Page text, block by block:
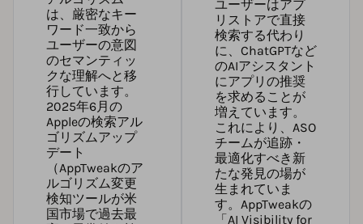
は、厳密なキー
ワード一致から
ユーザーの意図
のセマンティッ
クな理解へと移
行しています。
2025年6月の
Appleの検索アル
ゴリズムアップ
デート
（AppTweakのア
ルゴリズム変更
検知ツールが米
国市場で過去最
ユーザーはアプ
リストアで直接
検索する代わり
に、ChatGPTなど
のAIアシスタント
にアプリの推奨
を求めることが
増えています。
これにより、ASO
チームが追跡・
最適化すべき新
たな発見の場が
生まれていま
す。 AppTweakの
「AI Visibility for